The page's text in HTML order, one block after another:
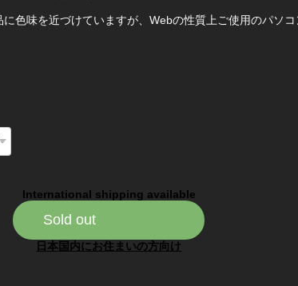
色味を近づけていますが、Webの性質上ご使用のパソ
International shipping available
Sold out
日本国内にお住まいの方向け